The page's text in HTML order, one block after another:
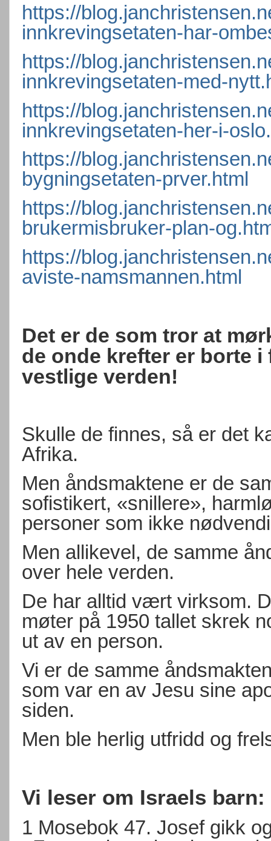
https://
innkrevingsetaten-har-
https://
innkrevingsetaten-med-
https://
innkrevingsetaten-her-i-
https://
bygningsetaten-prver.html
https://
brukermisbruker-plan-
https://
aviste-namsmannen.html
Det er de som tror at
de onde krefter er borte
vestlige verden!
Skulle de finnes, så er det
Afrika.
Men åndsmaktene er de
sofistikert, «snillere»,
personer som ikke
Men allikevel, de samme
over hele verden.
De har alltid vært virksom.
møter på 1950 tallet skrek
ut av en person.
Vi er de samme
som var en av Jesu sine
siden.
Men ble herlig utfridd og
Vi leser om Israels barn:
1 Mosebok 47. Josef gikk